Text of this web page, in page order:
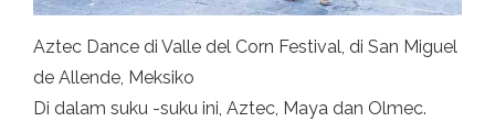
Aztec Dance di Valle del Corn Festival, di San Miguel
de Allende, Meksiko
Di dalam suku -suku ini, Aztec, Maya dan Olmec.